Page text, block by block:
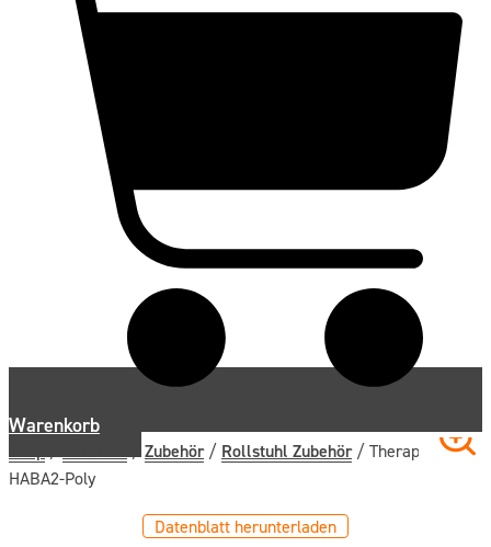
Warenkorb
Zubehör/ Rollstuhl Zubehör/ Therapieplatte
HABA2-Poly
Datenblatt herunterladen